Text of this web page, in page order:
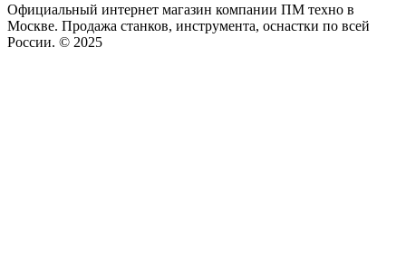
Официальный интернет магазин компании ПМ техно в
Москве. Продажа станков, инструмента, оснастки по всей
России. © 2025